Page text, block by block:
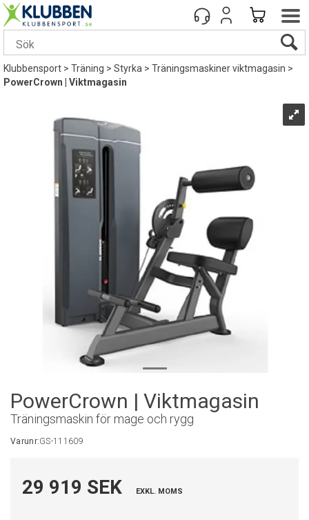
Klubbensport>Träning>Styrka>Träningsmaskiner viktmagasin>
PowerCrown | Viktmagasin
PowerCrown | Viktmagasin
Träningsmaskin för mage och rygg
Varunr:GS-111609
29 919 SEK EXKL. MOMS